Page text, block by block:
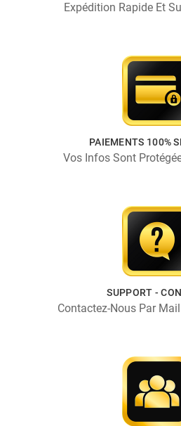
Expédition Rapide Et
PAIEMENTS 100%
Vos Infos Sont
SUPPORT -
Contactez-Nous Par